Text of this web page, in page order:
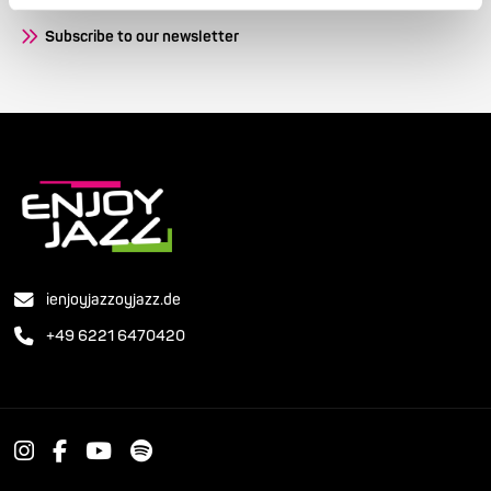
Subscribe to our newsletter
ienjoyjazzoyjazz.de
+49 6221 6470420